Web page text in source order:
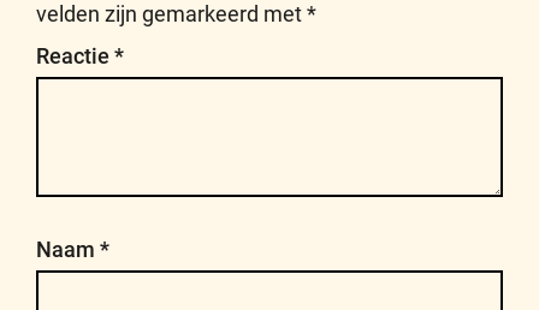
velden zijn gemarkeerd met*
Reactie *
Naam *